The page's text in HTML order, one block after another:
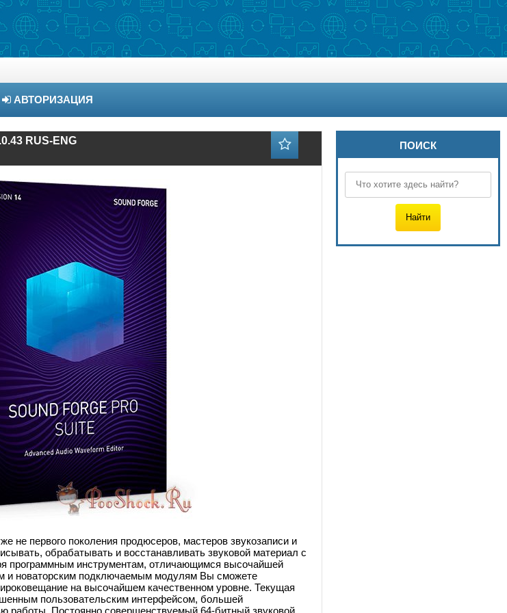
АВТОРИЗАЦИЯ
RUS-ENG
не первого поколения продюсеров, мастеров звукозаписи и
обрабатывать и восстанавливать звуковой материал с
программным инструментам, отличающимся высочайшей
и новаторским подключаемым модулям Вы сможете
на высочайшем качественном уровне. Текущая
пользовательским интерфейсом, большей
работы. Постоянно совершенствуемый 64-битный звуковой
ПОИСК